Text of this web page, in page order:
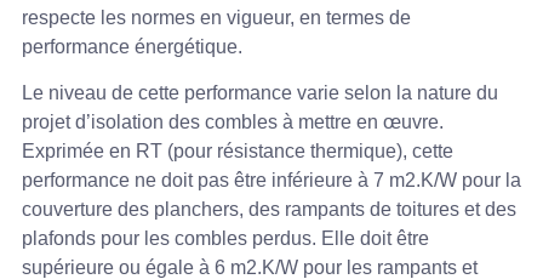
respecte les normes en vigueur, en termes de
performance énergétique.
Le niveau de cette performance varie selon la nature du
projet d’isolation des combles à mettre en œuvre.
Exprimée en RT (pour résistance thermique), cette
performance ne doit pas être inférieure à 7 m2.K/W pour la
couverture des planchers, des rampants de toitures et des
plafonds pour les combles perdus. Elle doit être
supérieure ou égale à 6 m2.K/W pour les rampants et